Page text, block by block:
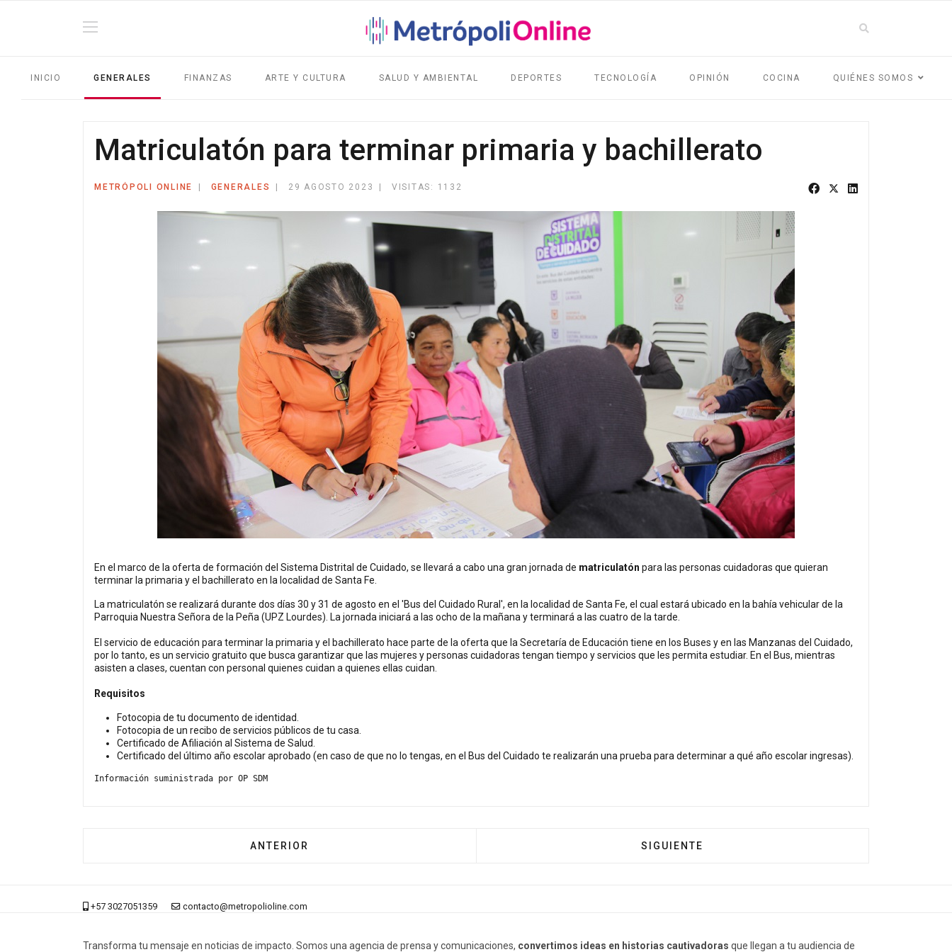
INICIO GENERALES FINANZAS ARTE Y CULTURA SALUD Y AMBIENTAL DEPORTES TECNOLOGÍA OPINIÓN COCINA QUIÉNES SOMOS
Matriculatón para terminar primaria y bachillerato
METRÓPOLI ONLINE GENERALES 29 AGOSTO 2023 VISITAS: 1132
En el marco de la oferta de formación del Sistema Distrital de Cuidado, se llevará a cabo una gran jornada de matriculatón para las personas cuidadoras que quieran
terminar la primaria y el bachillerato en la localidad de Santa Fe.
La matriculatón se realizará durante dos días 30 y 31 de agosto en el 'Bus del Cuidado Rural', en la localidad de Santa Fe, el cual estará ubicado en la bahía vehicular de la
Parroquia Nuestra Señora de la Peña (UPZ Lourdes). La jornada iniciará a las ocho de la mañana y terminará a las cuatro de la tarde.
El servicio de educación para terminar la primaria y el bachillerato hace parte de la oferta que la Secretaría de Educación tiene en los Buses y en las Manzanas del Cuidado,
por lo tanto, es un servicio gratuito que busca garantizar que las mujeres y personas cuidadoras tengan tiempo y servicios que les permita estudiar. En el Bus, mientras
asisten a clases, cuentan con personal quienes cuidan a quienes ellas cuidan.
Requisitos
Fotocopia de tu documento de identidad.
Fotocopia de un recibo de servicios públicos de tu casa.
Certificado de Afiliación al Sistema de Salud.
Certificado del último año escolar aprobado (en caso de que no lo tengas, en el Bus del Cuidado te realizarán una prueba para determinar a qué año escolar ingresas).
Información suministrada por OP SDM
ARTÍCULO ANTERIOR: BUCARAMANGA LANZA LA ESTRATEGIA 'EN FERIA ME MUEVO SEGURO Y LEGAL'
ANTERIOR ARTÍCULO SIGUIENTE: GOBIERNO Y TAXISTAS
SIGUIENTE
+57 3027051359 contacto@metropolioline.com
Transforma tu mensaje en noticias de impacto. Somos una agencia de prensa y comunicaciones, convertimos ideas en historias cautivadoras que llegan a tu audiencia de